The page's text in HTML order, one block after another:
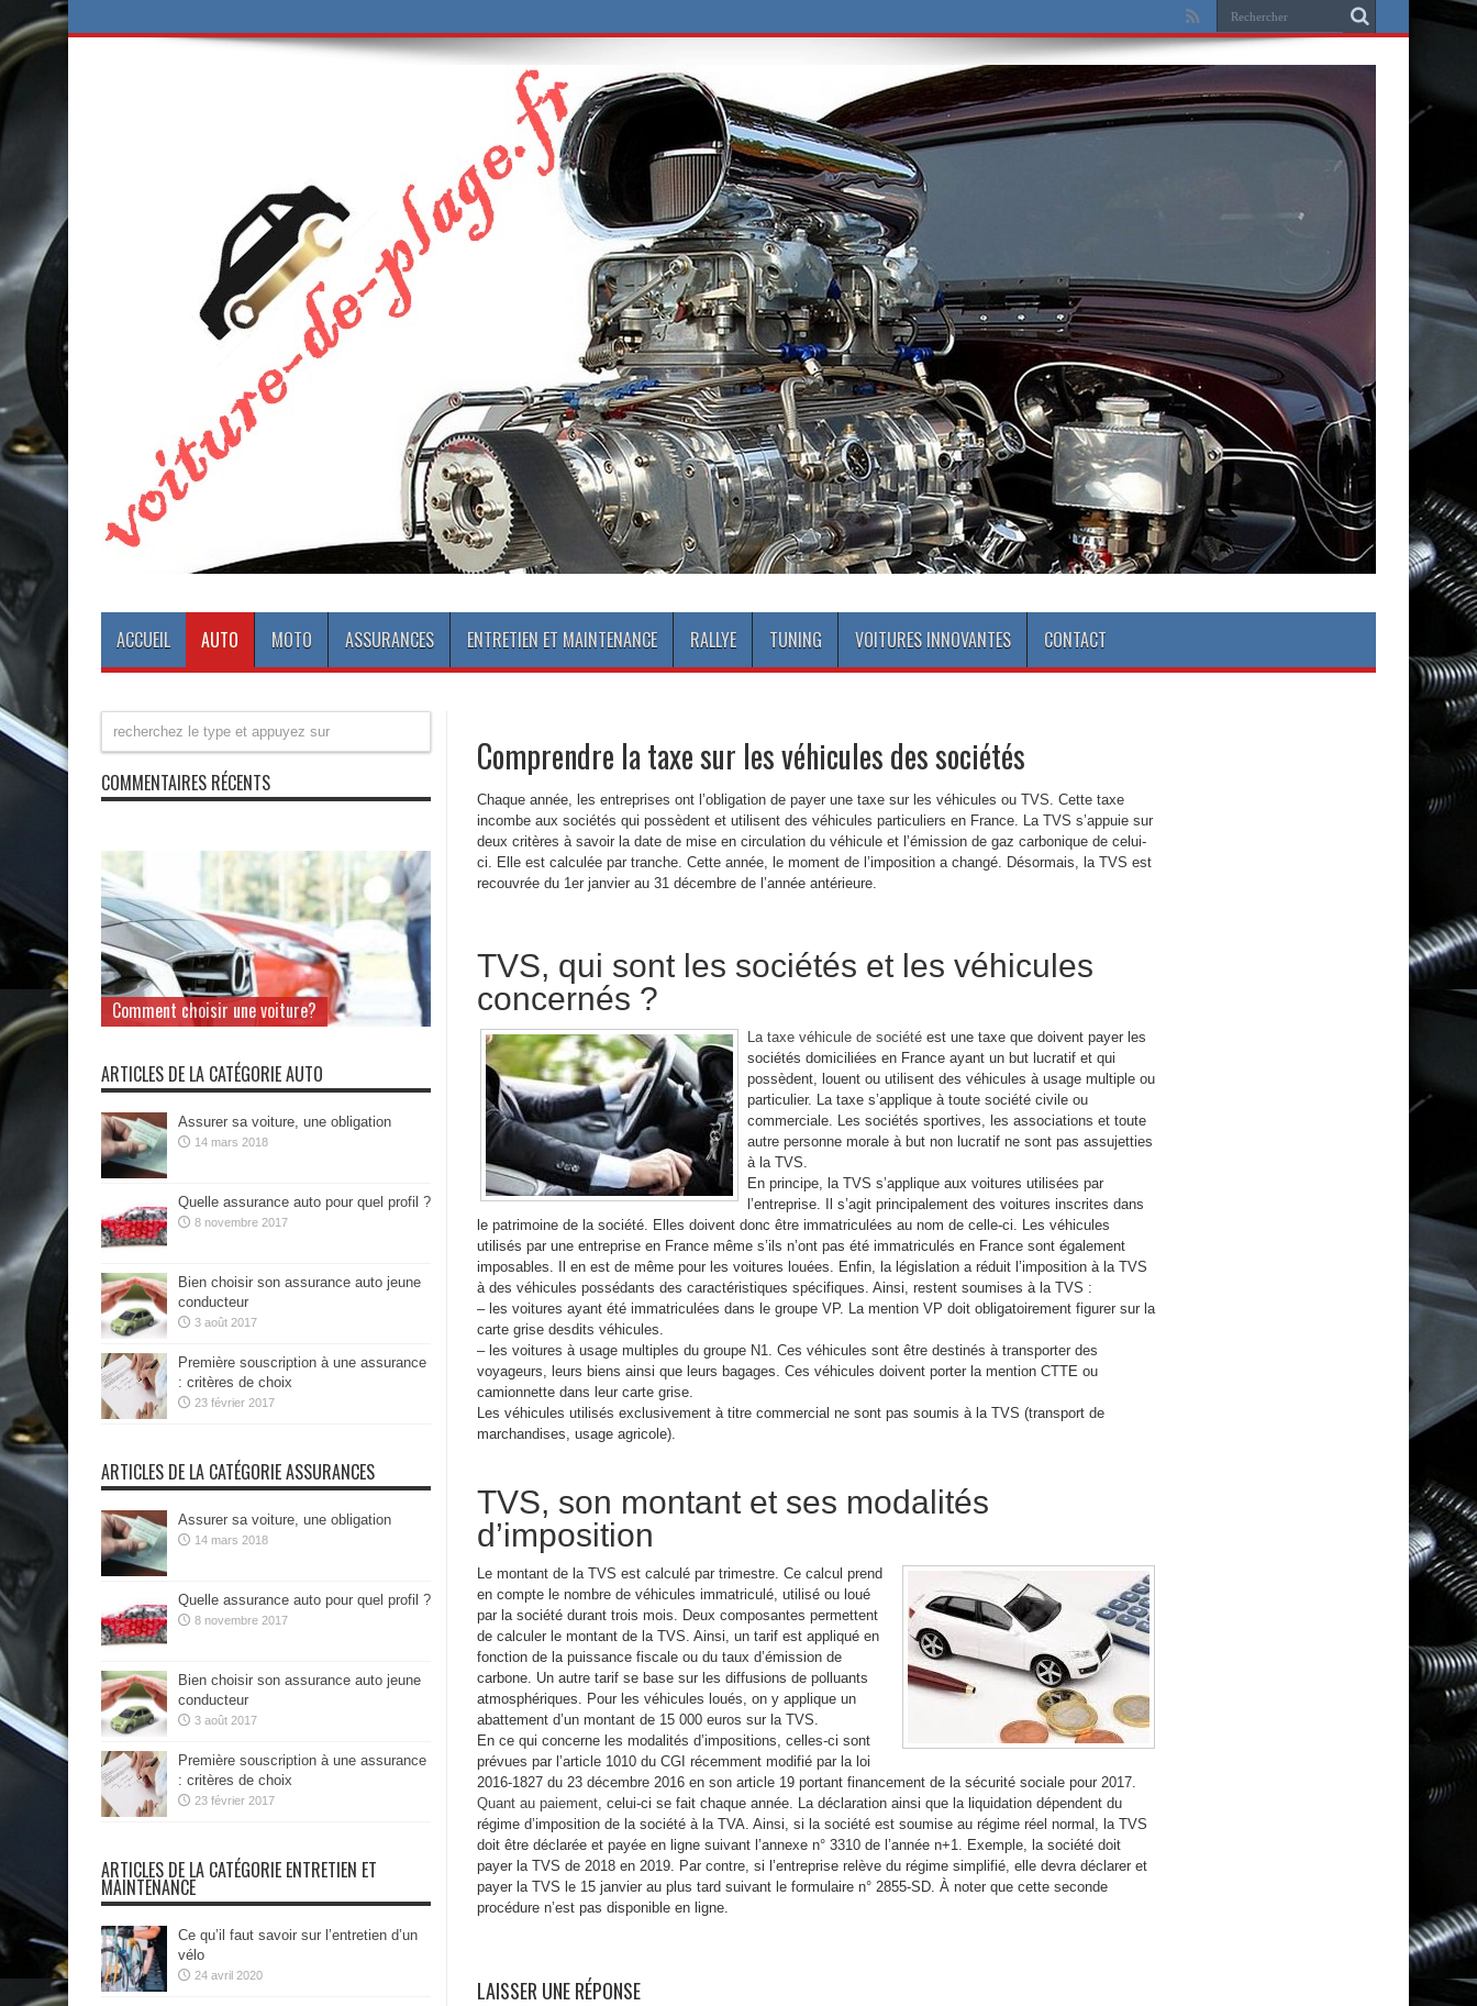
ACCUEIL AUTO MOTO ASSURANCES ENTRETIEN ET MAINTENANCE RALLYE TUNING VOITURES INNOVANTES CONTACT
Comprendre la taxe sur les véhicules des sociétés
Chaque année, les entreprises ont l’obligation de payer une taxe sur les véhicules ou TVS. Cette taxe
incombe aux sociétés qui possèdent et utilisent des véhicules particuliers en France. La TVS s’appuie sur
deux critères à savoir la date de mise en circulation du véhicule et l’émission de gaz carbonique de celui-
ci. Elle est calculée par tranche. Cette année, le moment de l’imposition a changé. Désormais, la TVS est
recouvrée du 1er janvier au 31 décembre de l’année antérieure.
TVS, qui sont les sociétés et les véhicules
concernés ?
La taxe véhicule de société est une taxe que doivent payer les
sociétés domiciliées en France ayant un but lucratif et qui
possèdent, louent ou utilisent des véhicules à usage multiple ou
particulier. La taxe s’applique à toute société civile ou
commerciale. Les sociétés sportives, les associations et toute
autre personne morale à but non lucratif ne sont pas assujetties
à la TVS.
En principe, la TVS s’applique aux voitures utilisées par
l’entreprise. Il s’agit principalement des voitures inscrites dans
le patrimoine de la société. Elles doivent donc être immatriculées au nom de celle-ci. Les véhicules
utilisés par une entreprise en France même s’ils n’ont pas été immatriculés en France sont également
imposables. Il en est de même pour les voitures louées. Enfin, la législation a réduit l’imposition à la TVS
à des véhicules possédants des caractéristiques spécifiques. Ainsi, restent soumises à la TVS :
– les voitures ayant été immatriculées dans le groupe VP. La mention VP doit obligatoirement figurer sur la
carte grise desdits véhicules.
– les voitures à usage multiples du groupe N1. Ces véhicules sont être destinés à transporter des
voyageurs, leurs biens ainsi que leurs bagages. Ces véhicules doivent porter la mention CTTE ou
camionnette dans leur carte grise.
Les véhicules utilisés exclusivement à titre commercial ne sont pas soumis à la TVS (transport de
marchandises, usage agricole).
TVS, son montant et ses modalités
d’imposition
Le montant de la TVS est calculé par trimestre. Ce calcul prend
en compte le nombre de véhicules immatriculé, utilisé ou loué
par la société durant trois mois. Deux composantes permettent
de calculer le montant de la TVS. Ainsi, un tarif est appliqué en
fonction de la puissance fiscale ou du taux d’émission de
carbone. Un autre tarif se base sur les diffusions de polluants
atmosphériques. Pour les véhicules loués, on y applique un
abattement d’un montant de 15 000 euros sur la TVS.
En ce qui concerne les modalités d’impositions, celles-ci sont
prévues par l’article 1010 du CGI récemment modifié par la loi
2016-1827 du 23 décembre 2016 en son article 19 portant financement de la sécurité sociale pour 2017.
Quant au paiement, celui-ci se fait chaque année. La déclaration ainsi que la liquidation dépendent du
régime d’imposition de la société à la TVA. Ainsi, si la société est soumise au régime réel normal, la TVS
doit être déclarée et payée en ligne suivant l’annexe n° 3310 de l’année n+1. Exemple, la société doit
payer la TVS de 2018 en 2019. Par contre, si l’entreprise relève du régime simplifié, elle devra déclarer et
payer la TVS le 15 janvier au plus tard suivant le formulaire n° 2855-SD. À noter que cette seconde
procédure n’est pas disponible en ligne.
LAISSER UNE RÉPONSE
COMMENTAIRES RÉCENTS
Comment choisir une voiture?
ARTICLES DE LA CATÉGORIE AUTO
Assurer sa voiture, une obligation
14 mars 2018
Quelle assurance auto pour quel profil ?
8 novembre 2017
Bien choisir son assurance auto jeune
conducteur
3 août 2017
Première souscription à une assurance
: critères de choix
23 février 2017
ARTICLES DE LA CATÉGORIE ASSURANCES
Assurer sa voiture, une obligation
14 mars 2018
Quelle assurance auto pour quel profil ?
8 novembre 2017
Bien choisir son assurance auto jeune
conducteur
3 août 2017
Première souscription à une assurance
: critères de choix
23 février 2017
ARTICLES DE LA CATÉGORIE ENTRETIEN ET
MAINTENANCE
Ce qu’il faut savoir sur l’entretien d’un
vélo
24 avril 2020